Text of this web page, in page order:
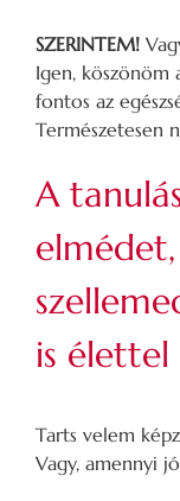
SZERINTEM!
Igen, köszönöm
fontos az
Természetesen
A
is
Tarts velem
Vagy, amennyi